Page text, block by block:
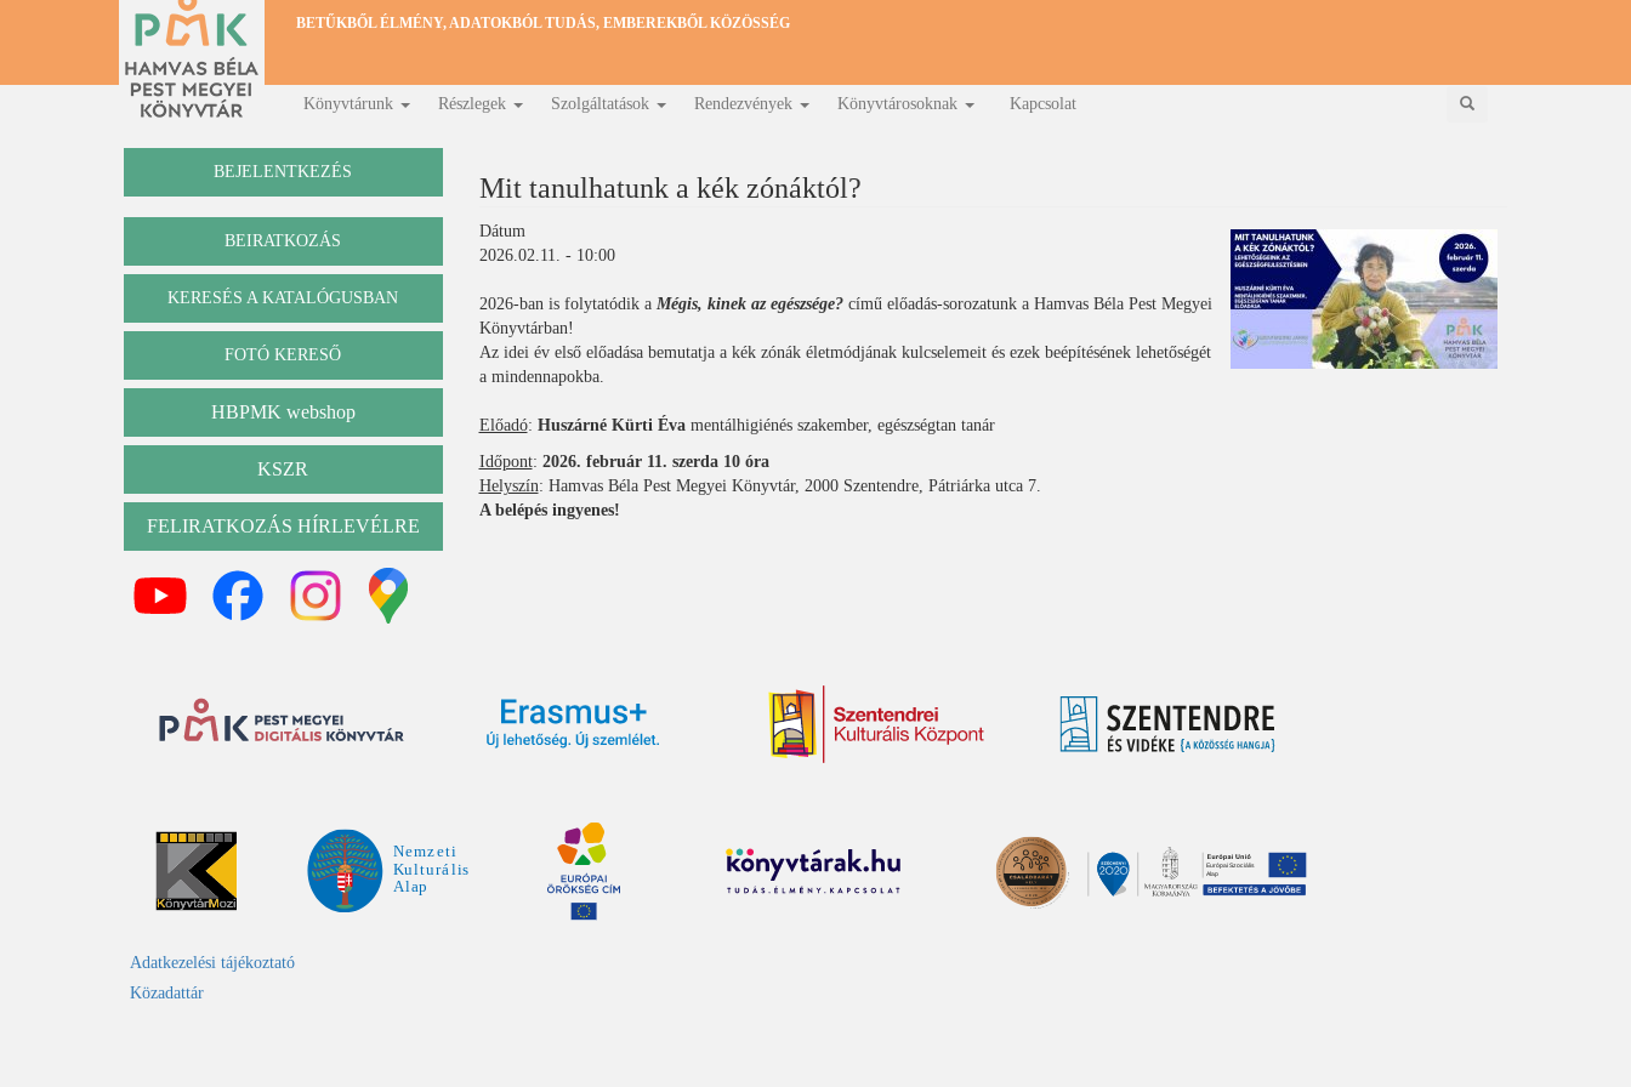
BETŰKBŐL ÉLMÉNY, ADATOKBÓL TUDÁS, EMBEREKBŐL KÖZÖSSÉG
Fő
navigáció
Könyvtárunk Részlegek Szolgáltatások Rendezvények Könyvtárosoknak Kapcsolat Keresés
BEJELENTKEZÉS
BEIRATKOZÁS
Katalógus
KERESÉS A KATALÓGUSBAN
FOTÓ KERESŐ
HBPMK webshop
KSZR
FELIRATKOZÁS HÍRLEVÉLRE
Mit tanulhatunk a kék zónáktól?
Dátum
2026.02.11. - 10:00
2026-ban is folytatódik a Mégis, kinek az egészsége?című előadás-sorozatunk a Hamvas Béla Pest Megyei
Könyvtárban!
Az idei év első előadása bemutatja a kék zónák életmódjának kulcselemeit és ezek beépítésének lehetőségét
a mindennapokba.
Előadó: Huszárné Kürti Évamentálhigiénés szakember, egészségtan tanár
Időpont: 2026. február 11. szerda 10 óra
Helyszín: Hamvas Béla Pest Megyei Könyvtár, 2000 Szentendre, Pátriárka utca 7.
A belépés ingyenes!
Adatkezelési tájékoztató
Közadattár